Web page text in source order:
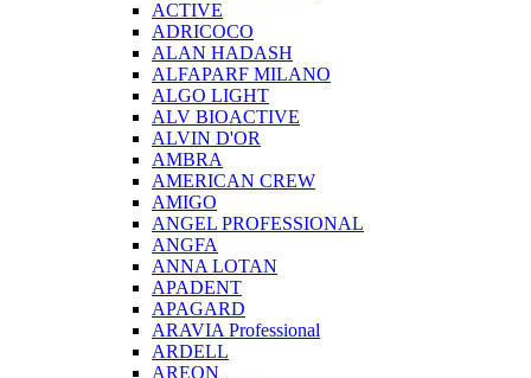
ACTIVE
ADRICOCO
ALAN HADASH
ALFAPARF MILANO
ALGO LIGHT
ALV BIOACTIVE
ALVIN D'OR
AMBRA
AMERICAN CREW
AMIGO
ANGEL PROFESSIONAL
ANGFA
ANNA LOTAN
APADENT
APAGARD
ARAVIA Professional
ARDELL
AREON